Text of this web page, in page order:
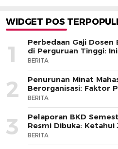
WIDGET POS
1
Perbedaan Gaji Dosen
di Perguruan Tinggi:
BERITA
2
Penurunan Minat
Berorganisasi: Faktor
BERITA
3
Pelaporan BKD
Resmi Dibuka:
BERITA